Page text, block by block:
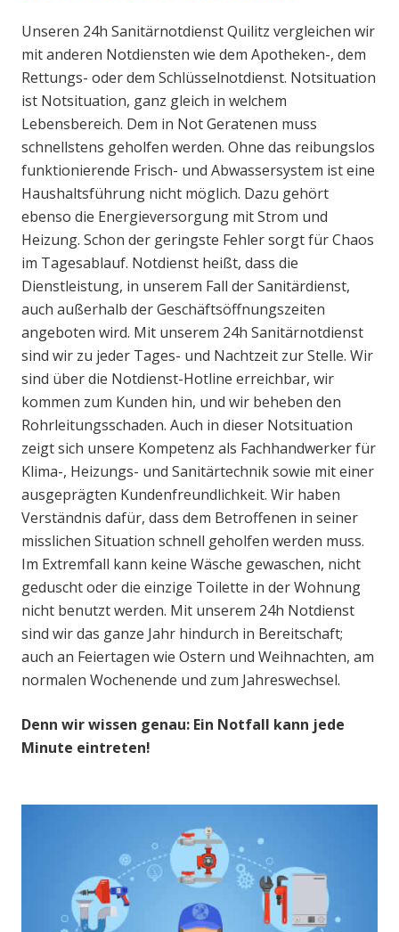
Unseren 24h Sanitärnotdienst Quilitz vergleichen wir
mit anderen Notdiensten wie dem Apotheken-, dem
Rettungs- oder dem Schlüsselnotdienst. Notsituation
ist Notsituation, ganz gleich in welchem
Lebensbereich. Dem in Not Geratenen muss
schnellstens geholfen werden. Ohne das reibungslos
funktionierende Frisch- und Abwassersystem ist eine
Haushaltsführung nicht möglich. Dazu gehört
ebenso die Energieversorgung mit Strom und
Heizung. Schon der geringste Fehler sorgt für Chaos
im Tagesablauf. Notdienst heißt, dass die
Dienstleistung, in unserem Fall der Sanitärdienst,
auch außerhalb der Geschäftsöffnungszeiten
angeboten wird. Mit unserem 24h Sanitärnotdienst
sind wir zu jeder Tages- und Nachtzeit zur Stelle. Wir
sind über die Notdienst-Hotline erreichbar, wir
kommen zum Kunden hin, und wir beheben den
Rohrleitungsschaden. Auch in dieser Notsituation
zeigt sich unsere Kompetenz als Fachhandwerker für
Klima-, Heizungs- und Sanitärtechnik sowie mit einer
ausgeprägten Kundenfreundlichkeit. Wir haben
Verständnis dafür, dass dem Betroffenen in seiner
misslichen Situation schnell geholfen werden muss.
Im Extremfall kann keine Wäsche gewaschen, nicht
geduscht oder die einzige Toilette in der Wohnung
nicht benutzt werden. Mit unserem 24h Notdienst
sind wir das ganze Jahr hindurch in Bereitschaft;
auch an Feiertagen wie Ostern und Weihnachten, am
normalen Wochenende und zum Jahreswechsel.
Denn wir wissen genau: Ein Notfall kann jede
Minute eintreten!